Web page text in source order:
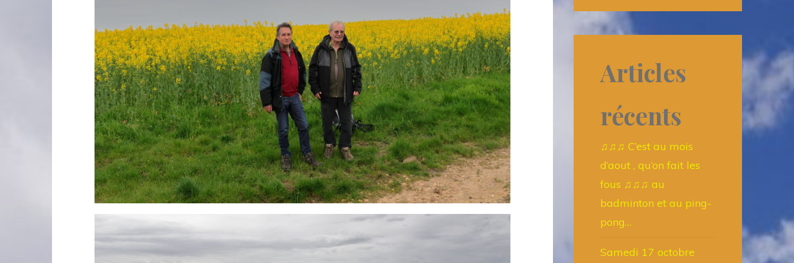
Articles
récents
♫♫♫ C’est au mois
d’aout , qu’on fait les
fous ♫♫♫ au
badminton et au ping-
pong…
Samedi 17 octobre